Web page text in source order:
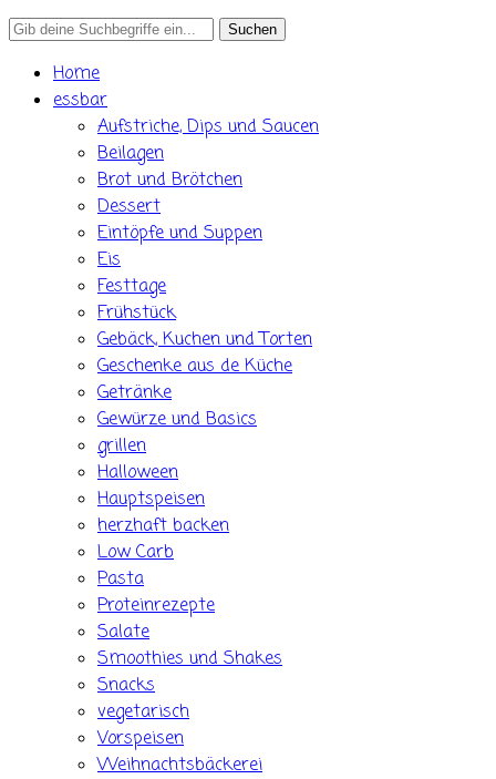
Search
Home
essbar
Aufstriche, Dips und Saucen
Beilagen
Brot und Brötchen
Dessert
Eintöpfe und Suppen
Eis
Festtage
Frühstück
Gebäck, Kuchen und Torten
Geschenke aus de Küche
Getränke
Gewürze und Basics
grillen
Halloween
Hauptspeisen
herzhaft backen
Low Carb
Pasta
Proteinrezepte
Salate
Smoothies und Shakes
Snacks
vegetarisch
Vorspeisen
Weihnachtsbäckerei